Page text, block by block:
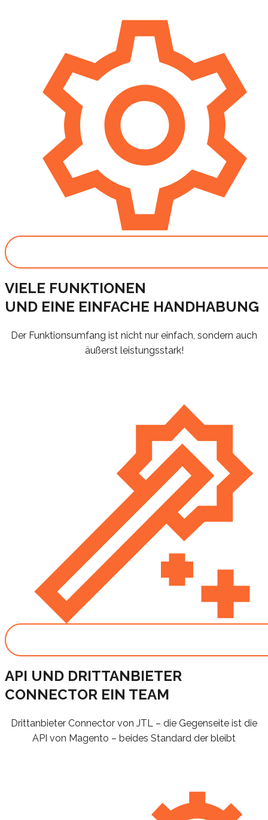
VIELE FUNKTIONEN
UND EINE EINFACHE HANDHABUNG
Der Funktionsumfang ist nicht nur einfach, sondern auch
äußerst leistungsstark!
API UND DRITTANBIETER
CONNECTOR EIN TEAM
Drittanbieter Connector von JTL – die Gegenseite ist die
API von Magento – beides Standard der bleibt